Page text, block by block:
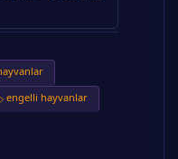
engelli hayvanlar